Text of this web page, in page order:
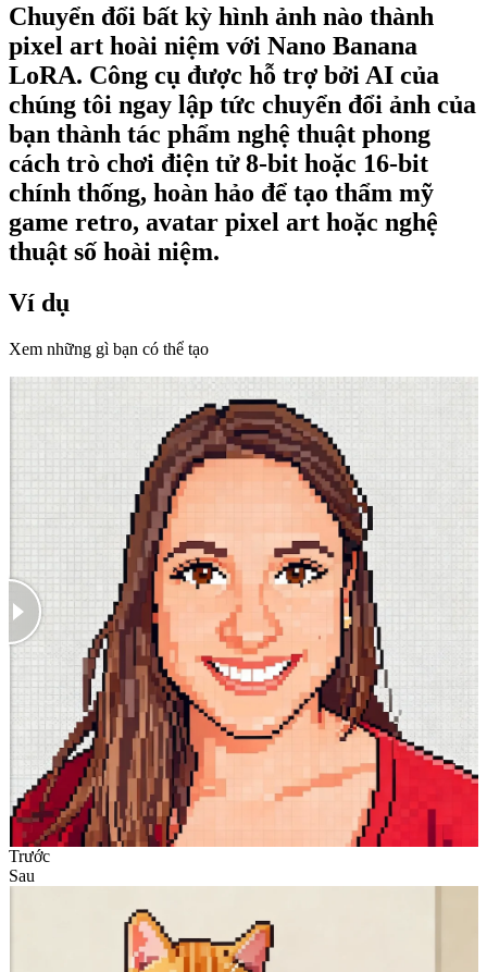
Chuyển đổi bất kỳ hình ảnh nào thành
pixel art hoài niệm với Nano Banana
LoRA. Công cụ được hỗ trợ bởi AI của
chúng tôi ngay lập tức chuyển đổi ảnh của
bạn thành tác phẩm nghệ thuật phong
cách trò chơi điện tử 8-bit hoặc 16-bit
chính thống, hoàn hảo để tạo thẩm mỹ
game retro, avatar pixel art hoặc nghệ
thuật số hoài niệm.
Ví dụ
Xem những gì bạn có thể tạo
Trước
Sau